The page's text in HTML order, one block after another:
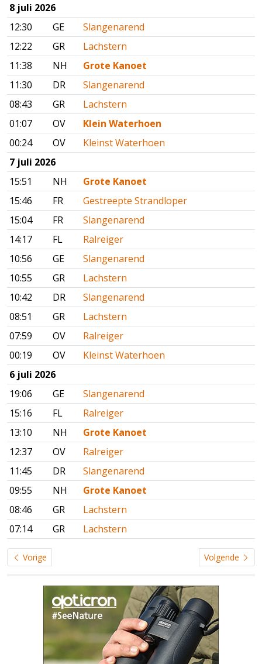
8 juli 2026
12:30
GE
Slangenarend
12:22
GR
Lachstern
11:38
NH
Grote Kanoet
11:30
DR
Slangenarend
08:43
GR
Lachstern
01:07
OV
Klein Waterhoen
00:24
OV
Kleinst Waterhoen
7 juli 2026
15:51
NH
Grote Kanoet
15:46
FR
Gestreepte Strandloper
15:04
FR
Slangenarend
14:17
FL
Ralreiger
10:56
GE
Slangenarend
10:55
GR
Lachstern
10:42
DR
Slangenarend
08:51
GR
Lachstern
07:59
OV
Ralreiger
00:19
OV
Kleinst Waterhoen
6 juli 2026
19:06
GE
Slangenarend
15:16
FL
Ralreiger
13:10
NH
Grote Kanoet
12:37
OV
Ralreiger
11:45
DR
Slangenarend
09:55
NH
Grote Kanoet
08:46
GR
Lachstern
07:14
GR Lachstern
Vorige Volgende